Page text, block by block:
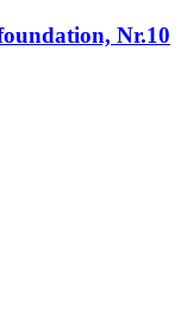
Nr.10